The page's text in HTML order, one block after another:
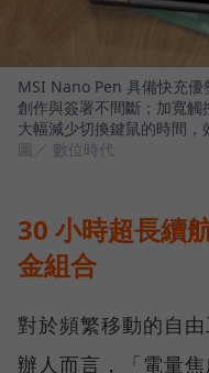
MSI Nano Pen 具備快充
創作與簽署不間斷；加寬
大幅減少切換鍵鼠的時間，
圖／ 數位時代
30 小時超長續
金組合
對於頻繁移動的自
辦人而言，「電量